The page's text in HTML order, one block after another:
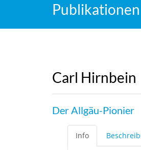
Publikationen
Carl Hirnbein
Der Allgäu-Pionier
Info